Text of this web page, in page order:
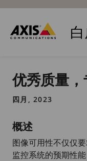
优秀质量
四月, 2023
概述
图像可用性不仅仅
监控系统的预期性